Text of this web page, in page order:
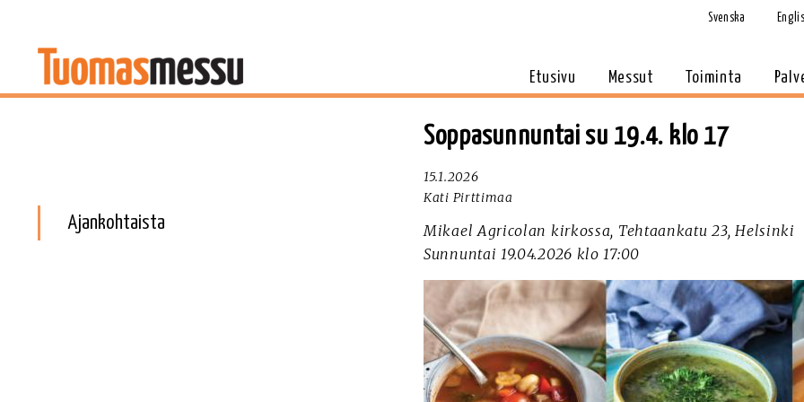
Svenska
Etusivu Messut Toiminta
Ajankohtaista
Soppasunnuntai su 19.4. klo 17
15.1.2026
Kati Pirttimaa
Mikael Agricolan kirkossa, Tehtaankatu 23, Helsinki
Sunnuntai 19.04.2026 klo 17:00